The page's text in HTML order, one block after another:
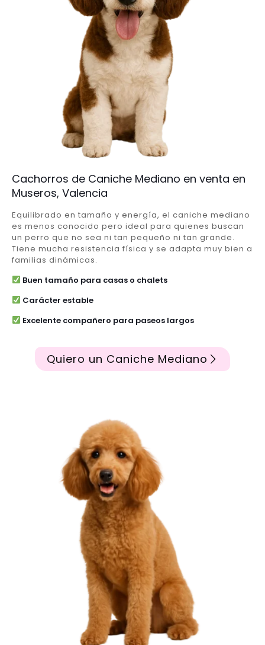
Cachorros de Caniche Mediano en venta en
Museros, Valencia
Equilibrado en tamaño y energía, el caniche mediano
es menos conocido pero ideal para quienes buscan
un perro que no sea ni tan pequeño ni tan grande.
Tiene mucha resistencia física y se adapta muy bien a
familias dinámicas.
Buen tamaño para casas o chalets
Carácter estable
Excelente compañero para paseos largos
Quiero un Caniche Mediano